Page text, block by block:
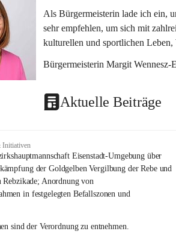
Als Bürgermeisterin lade ich ein,
sehr empfehlen, um sich mit
kulturellen und sportlichen Leben,
Bürgermeisterin Margit Wennesz-
Aktuelle Beiträge
Initiativen
Eisenstadt-Umgebung über
der Goldgelben Vergilbung der Rebe und
Rebzikade; Anordnung von
in festgelegten Befallszonen und
sind der Verordnung zu entnehmen.